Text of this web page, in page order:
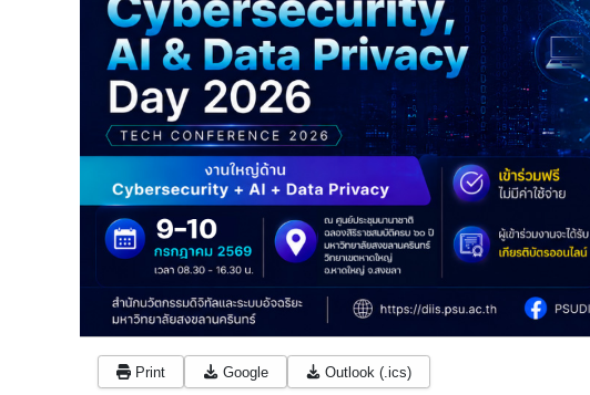
Print Google Outlook (.ics)